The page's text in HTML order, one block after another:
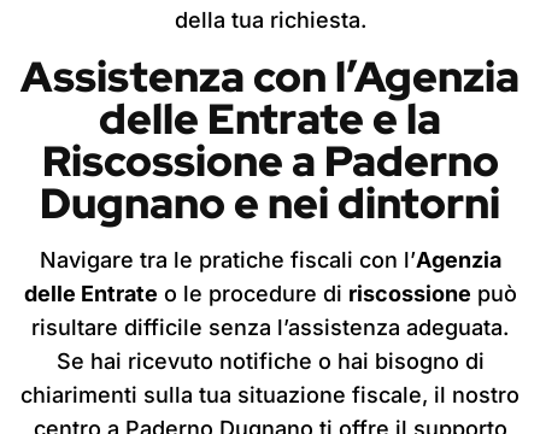
della tua richiesta.
Assistenza con l’Agenzia
delle Entrate e la
Riscossionea Paderno
Dugnanoe nei dintorni
Navigare tra le pratiche fiscali con l’Agenzia
delle Entrate o le procedure di riscossione può
risultare difficile senza l’assistenza adeguata.
Se hai ricevuto notifiche o hai bisogno di
chiarimenti sulla tua situazione fiscale, il nostro
centro a Paderno Dugnano ti offre il supporto